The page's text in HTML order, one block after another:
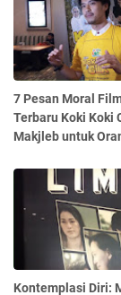
7 Pesan Moral
Terbaru Koki Koki
Makjleb untuk
Kontemplasi Diri: